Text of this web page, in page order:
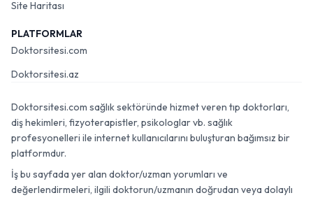
Site Haritası
PLATFORMLAR
Doktorsitesi.com
Doktorsitesi.az
Doktorsitesi.com sağlık sektöründe hizmet veren tıp doktorları,
diş hekimleri, fizyoterapistler, psikologlar vb. sağlık
profesyonelleri ile internet kullanıcılarını buluşturan bağımsız bir
platformdur.
İş bu sayfada yer alan doktor/uzman yorumları ve
değerlendirmeleri, ilgili doktorun/uzmanın doğrudan veya dolaylı